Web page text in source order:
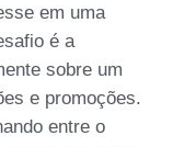
em uma
é a
sobre um
e promoções.
entre o